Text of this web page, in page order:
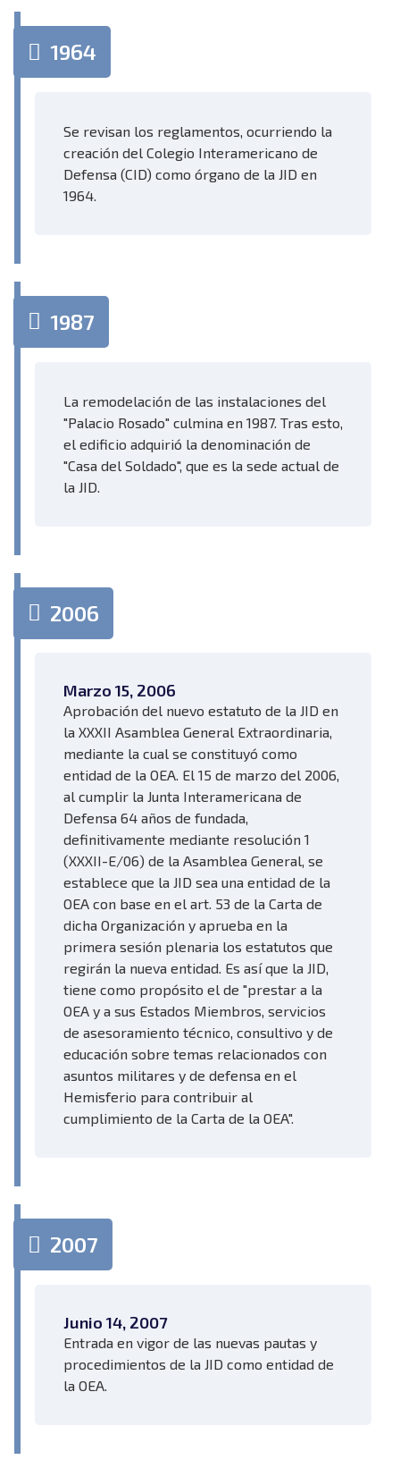
1964
Se revisan los reglamentos, ocurriendo la
creación del Colegio Interamericano de
Defensa (CID) como órgano de la JID en
1964.
1987
La remodelación de las instalaciones del
"Palacio Rosado" culmina en 1987. Tras esto,
el edificio adquirió la denominación de
"Casa del Soldado", que es la sede actual de
la JID.
2006
Marzo 15, 2006
Aprobación del nuevo estatuto de la JID en
la XXXII Asamblea General Extraordinaria,
mediante la cual se constituyó como
entidad de la OEA. El 15 de marzo del 2006,
al cumplir la Junta Interamericana de
Defensa 64 años de fundada,
definitivamente mediante resolución 1
(XXXII-E/06) de la Asamblea General, se
establece que la JID sea una entidad de la
OEA con base en el art. 53 de la Carta de
dicha Organización y aprueba en la
primera sesión plenaria los estatutos que
regirán la nueva entidad. Es así que la JID,
tiene como propósito el de "prestar a la
OEA y a sus Estados Miembros, servicios
de asesoramiento técnico, consultivo y de
educación sobre temas relacionados con
asuntos militares y de defensa en el
Hemisferio para contribuir al
cumplimiento de la Carta de la OEA".
2007
Junio 14, 2007
Entrada en vigor de las nuevas pautas y
procedimientos de la JID como entidad de
la OEA.